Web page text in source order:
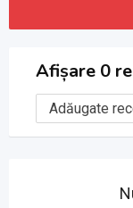
Afișare 0